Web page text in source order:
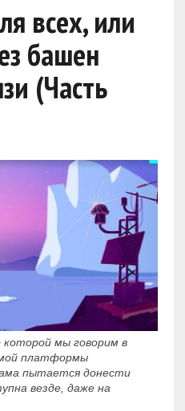
всех, или
башен
(Часть
мы говорим в
платформы
пытается донести
везде, даже на